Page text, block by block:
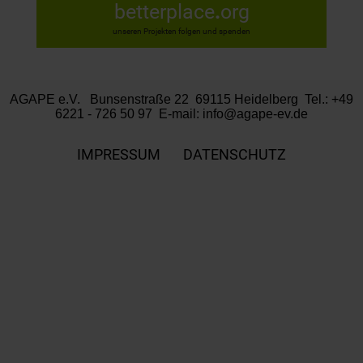
betterplace.org
unseren Projekten folgen und spenden
AGAPE e.V. Bunsenstraße 22 69115 Heidelberg Tel.: +49
6221 - 726 50 97 E-mail: info@agape-ev.de
IMPRESSUM DATENSCHUTZ